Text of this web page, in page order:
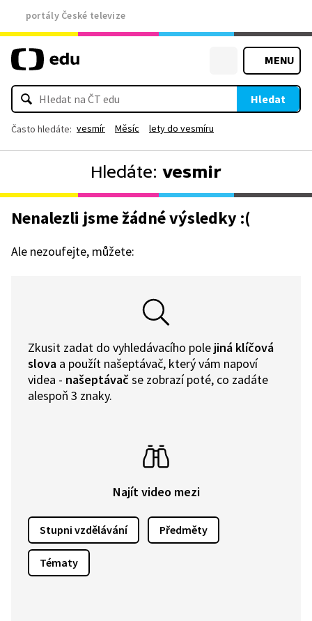
portály České televize
MENU
Hledat
Často hledáte: vesmír Měsíc lety do vesmíru
Hledáte: vesmir
Nenalezli jsme žádné výsledky :(
Ale nezoufejte, můžete:
Zkusit zadat do vyhledávacího pole jiná klíčová
slova a použít našeptávač, který vám napoví
videa - našeptávač se zobrazí poté, co zadáte
alespoň 3 znaky.
Najít video mezi
Stupni vzdělávání Předměty
Tématy